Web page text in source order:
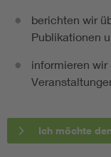
berichten wir
Publikationen
informieren
Ich möchte